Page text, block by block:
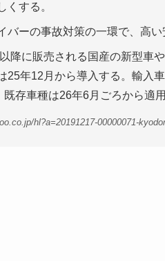
くする。
バーの事故対策の一環で、高
降に販売される国産の新型車
25年12月から導入する。輸入
存車種は26年6月ごろから適用
hl?a=20191217-00000071-